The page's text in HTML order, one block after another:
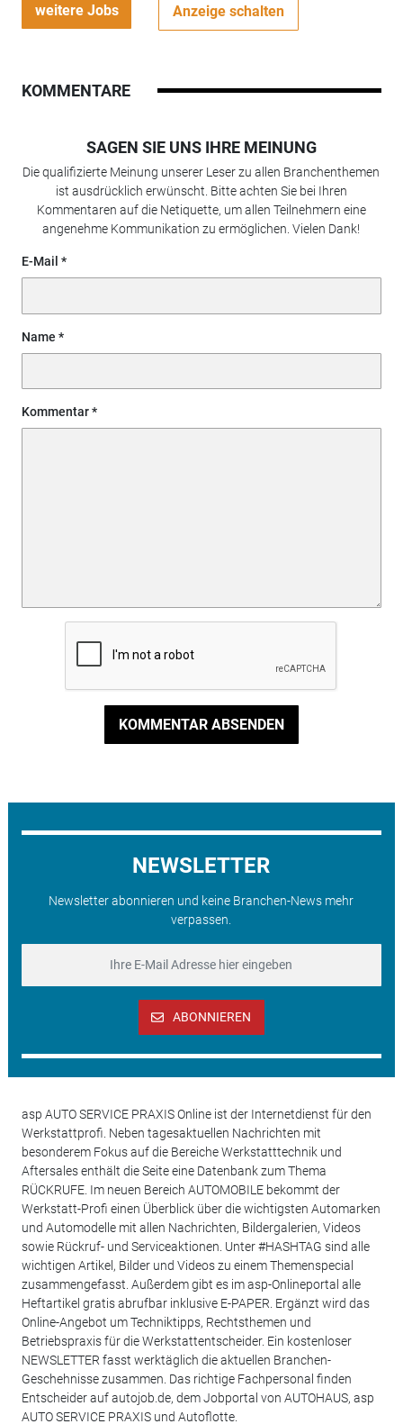
weitere Jobs Anzeige schalten
KOMMENTARE
SAGEN SIE UNS IHRE MEINUNG
Die qualifizierte Meinung unserer Leser zu allen Branchenthemen
ist ausdrücklich erwünscht. Bitte achten Sie bei Ihren
Kommentaren auf die Netiquette, um allen Teilnehmern eine
angenehme Kommunikation zu ermöglichen. Vielen Dank!
E-Mail
Name
Kommentar
KOMMENTAR ABSENDEN
NEWSLETTER
Newsletter abonnieren und keine Branchen-News mehr
verpassen.
ABONNIEREN
asp AUTO SERVICE PRAXIS Online ist der Internetdienst für den
Werkstattprofi. Neben tagesaktuellen Nachrichten mit
besonderem Fokus auf die Bereiche Werkstatttechnik und
Aftersales enthält die Seite eine Datenbank zum Thema
RÜCKRUFE. Im neuen Bereich AUTOMOBILE bekommt der
Werkstatt-Profi einen Überblick über die wichtigsten Automarken
und Automodelle mit allen Nachrichten, Bildergalerien, Videos
sowie Rückruf- und Serviceaktionen. Unter #HASHTAG sind alle
wichtigen Artikel, Bilder und Videos zu einem Themenspecial
zusammengefasst. Außerdem gibt es im asp-Onlineportal alle
Heftartikel gratis abrufbar inklusive E-PAPER. Ergänzt wird das
Online-Angebot um Techniktipps, Rechtsthemen und
Betriebspraxis für die Werkstattentscheider. Ein kostenloser
NEWSLETTER fasst werktäglich die aktuellen Branchen-
Geschehnisse zusammen. Das richtige Fachpersonal finden
Entscheider auf autojob.de, dem Jobportal von AUTOHAUS, asp
AUTO SERVICE PRAXIS und Autoflotte.